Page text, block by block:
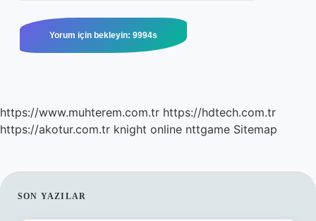
https://www.muhterem.com.tr https://hdtech.com.tr
https://akotur.com.tr knight online nttgame Sitemap
SIDEBAR
SON YAZILAR